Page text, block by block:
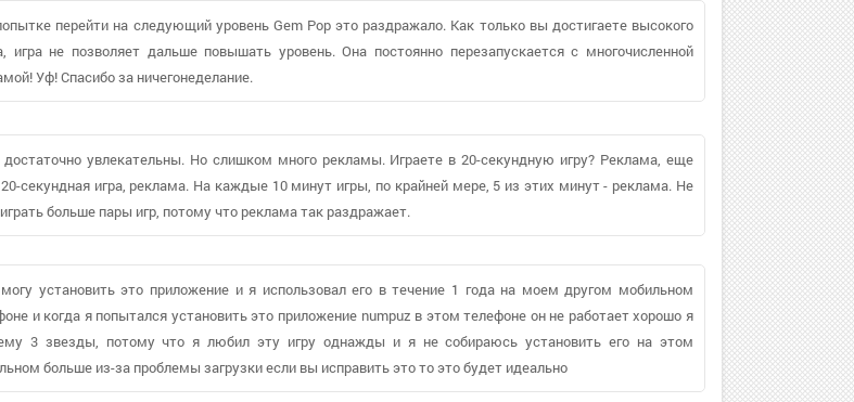
перейти на следующий уровень Gem Pop это раздражало. Как только вы достигаете высокого
игра не позволяет дальше повышать уровень. Она постоянно перезапускается с многочисленной
Уф! Спасибо за ничегонеделание.
увлекательны. Но слишком много рекламы. Играете в 20-секундную игру? Реклама, еще
секундная игра, реклама. На каждые 10 минут игры, по крайней мере, 5 из этих минут - реклама. Не
больше пары игр, потому что реклама так раздражает.
установить это приложение и я использовал его в течение 1 года на моем другом мобильном
и когда я попытался установить это приложение numpuz в этом телефоне он не работает хорошо я
3 звезды, потому что я любил эту игру однажды и я не собираюсь установить его на этом
больше из-за проблемы загрузки если вы исправить это то это будет идеально